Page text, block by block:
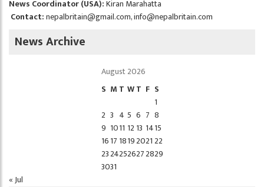
News Coordinator (USA):Kiran Marahatta
Contact:nepalbritain@gmail.com,info@nepalbritain.com
News Archive
August 2026
S M T WT F S
1
2 3 4 5 6 7 8
9 1011 12 13 1415
1617 1819202122
23242526272829
3031
« Jul